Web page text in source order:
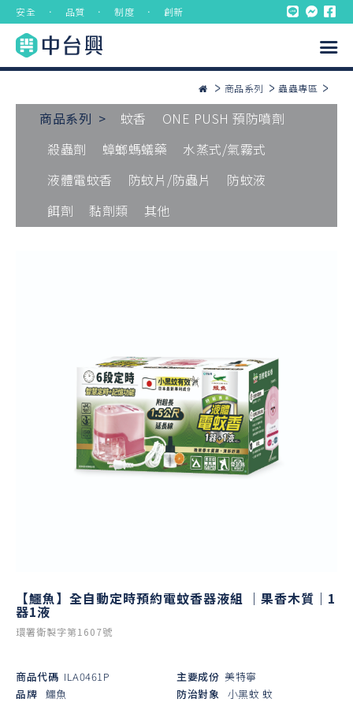
安全 ． 品質 ． 制度 ． 創新
商品系列 蟲蟲專區
商品系列 > 蚊香
ONE PUSH 預防噴劑
殺蟲劑
蟑螂螞蟻藥
水蒸式/氣霧式
液體電蚊香
防蚊片/防蟲片
防蚊液
餌劑
黏劑類 其他
【鱷魚】全自動定時預約電蚊香器液組 ｜果香木質｜1
器1液
環署衛製字第1607號
商品代碼 ILA0461P
品牌 鱷魚
主要成份 美特寧
防治對象 小黑蚊 蚊